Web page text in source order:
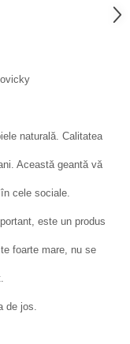
naturală. Calitatea
Această geantă vă
cele sociale.
este un produs
foarte mare, nu se
de jos.